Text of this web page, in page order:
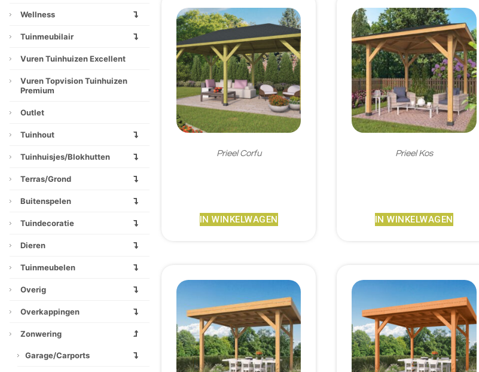
Wellness
Tuinmeubilair
Vuren Tuinhuizen Excellent
Vuren Topvision Tuinhuizen
Premium
Outlet
Tuinhout
Tuinhuisjes/blokhutten
Terras/grond
Buitenspelen
Tuindecoratie
Dieren
Tuinmeubelen
Overig
Overkappingen
Zonwering
Garage/carports
Prieel Corfu
IN WINKELWAGEN
Prieel Kos
IN WINKELWAGEN